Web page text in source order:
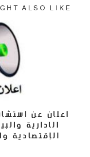
ALSO LIKE
اعلان عن
الادارية
الإقتصادية